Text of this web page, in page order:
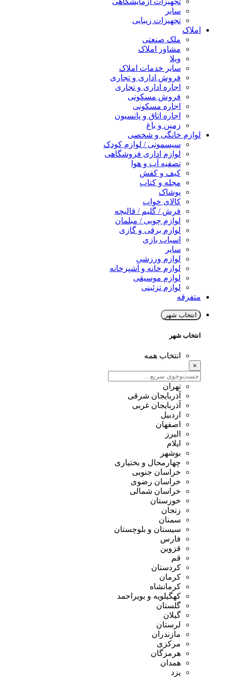
سایر
تجهیزات زیبایی
املاک
ملک صنعتی
مشاور املاک
ویلا
سایر خدمات املاک
فروش اداری و تجاری
اجاره اداری و تجاری
فروش مسکونی
اجاره مسکونی
اجاره اتاق و پانسیون
زمین و باغ
لوازم خانگی و شخصی
سیسمونی / لوازم کودک
لوازم اداری فروشگاهی
تصفیه آب و هوا
کیف و کفش
مجله و کتاب
پوشاک
کالای خواب
فرش / گلیم / قالیچه
لوازم چوبی / مبلمان
لوازم برقی و گازی
اسباب بازی
سایر
لوازم ورزشی
لوازم خانه و آشپزخانه
لوازم موسیقی
لوازم تزئینی
متفرقه
انتخاب شهر
انتخاب شهر
انتخاب همه
×
تهران
آذربایجان شرقی
آذربایجان غربی
اردبیل
اصفهان
البرز
ایلام
بوشهر
چهارمحال و بختیاری
خراسان جنوبی
خراسان رضوی
خراسان شمالی
خوزستان
زنجان
سمنان
سیستان و بلوچستان
فارس
قزوین
قم
کردستان
کرمان
کرمانشاه
کهگیلویه و بویراحمد
گلستان
گیلان
لرستان
مازندران
مرکزی
هرمزگان
همدان
یزد